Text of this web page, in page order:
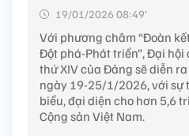
19/01/2026 08:49’
Với phương châm “Đoàn
Đột phá-Phát triển”, Đại
thứ XIV của Đảng sẽ diễn
ngày 19-25/1/2026, với sự
biểu, đại diện cho hơn 5,6
Cộng sản Việt Nam.